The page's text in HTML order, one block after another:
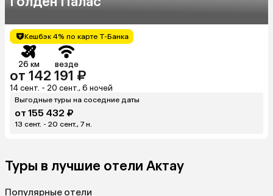
Кешбэк 4% по карте Т-Банка
26 км везде
от 142 191 ₽
14 сент. - 20 сент., 6 ночей
Выгодные туры на соседние даты
от 155 432 ₽
13 сент. - 20 сент., 7 н.
Туры в лучшие отели Актау
Популярные отели